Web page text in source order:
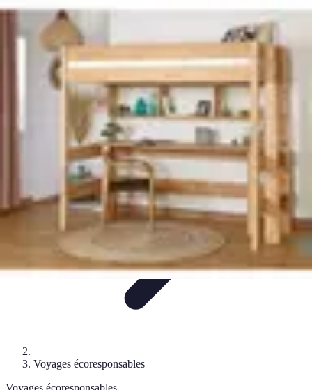
Globe Explore
Voyage DurableSécurité en voyage Voyage ÉcoresponsableVoyages
en Solo
Conseils Pratiques
Globe Explore
Voyages écoresponsables
Voyages écoresponsables